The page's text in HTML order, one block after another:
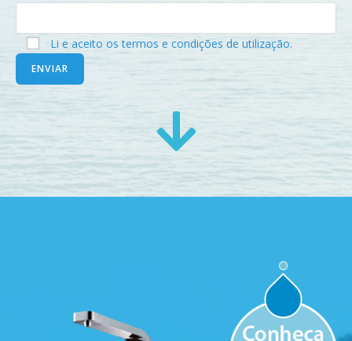
Li e aceito os termos e condições de utilização.